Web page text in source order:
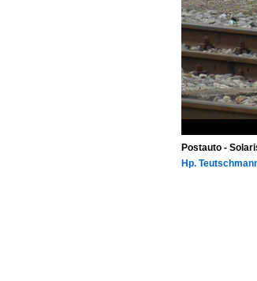
Postauto -
Hp.